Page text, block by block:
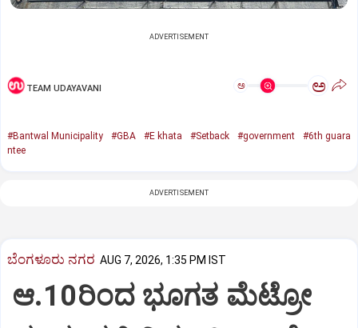
ADVERTISEMENT
TEAM UDAYAVANI ಅ ಅ
#Bantwal Municipality #GBA #E khata #Setback #government
#6th guara
ntee
ADVERTISEMENT
ಬೆಂಗಳೂರು ನಗರ AUG 7, 2026, 1:35 PM IST
ಆ.10ರಿಂದ ಭೂಗತ ಮೆಟ್ರೋ